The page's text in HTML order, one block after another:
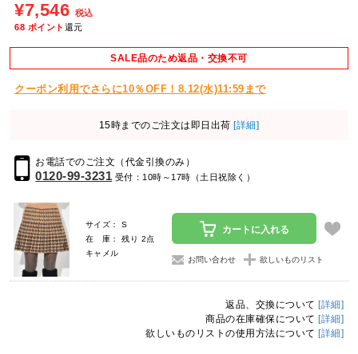
¥7,546 税込
68 ポイント 還元
SALE品のため返品・交換不可
クーポン利用でさらに10％OFF！8.12(水)11:59まで
15時までのご注文は即日出荷 [詳細]
お電話でのご注文（代金引換のみ）
0120-99-3231 受付：10時～17時（土日祝除く）
サイズ： S
在 庫： 残り 2点
キャメル
カートに入れる
お問い合わせ 欲しいものリスト
返品、交換について [詳細]
商品の在庫確保について [詳細]
欲しいものリストの使用方法について [詳細]